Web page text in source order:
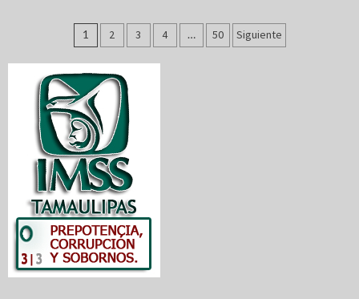
Paginación
de
entradas
1 2 3 4 … 50 Siguiente